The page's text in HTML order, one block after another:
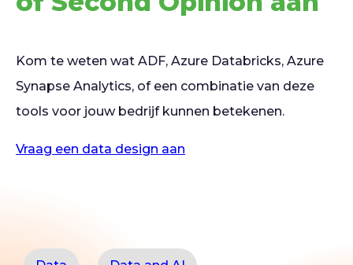
Kom te weten wat ADF, Azure Databricks, Azure
Synapse Analytics, of een combinatie van deze
tools voor jouw bedrijf kunnen betekenen.
Vraag een data design aan